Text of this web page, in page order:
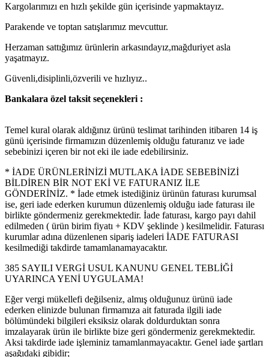
Kargolarımızı en hızlı şekilde gün içerisinde yapmaktayız.
Parakende ve toptan satışlarımız mevcuttur.
Herzaman sattığımız ürünlerin arkasındayız,mağduriyet asla
yaşatmayız.
Güvenli,disiplinli,özverili ve hızlıyız..
Bankalara özel taksit seçenekleri :
Temel kural olarak aldığınız ürünü teslimat tarihinden itibaren 14 iş
günü içerisinde firmamızın düzenlemiş olduğu faturanız ve iade
sebebinizi içeren bir not eki ile iade edebilirsiniz.
* İADE ÜRÜNLERİNİZİ MUTLAKA İADE SEBEBİNİZİ
BİLDİREN BİR NOT EKİ VE FATURANIZ İLE
GÖNDERİNİZ. * İade etmek istediğiniz ürünün faturası kurumsal
ise, geri iade ederken kurumun düzenlemiş olduğu iade faturası ile
birlikte göndermeniz gerekmektedir. İade faturası, kargo payı dahil
edilmeden ( ürün birim fiyatı + KDV şeklinde ) kesilmelidir. Faturası
kurumlar adına düzenlenen sipariş iadeleri İADE FATURASI
kesilmediği takdirde tamamlanamayacaktır.
385 SAYILI VERGİ USUL KANUNU GENEL TEBLİĞİ
UYARINCA YENİ UYGULAMA!
Eğer vergi mükellefi değilseniz, almış olduğunuz ürünü iade
ederken elinizde bulunan firmamıza ait faturada ilgili iade
bölümündeki bilgileri eksiksiz olarak doldurduktan sonra
imzalayarak ürün ile birlikte bize geri göndermeniz gerekmektedir.
Aksi takdirde iade işleminiz tamamlanmayacaktır. Genel iade şartları
aşağıdaki gibidir;